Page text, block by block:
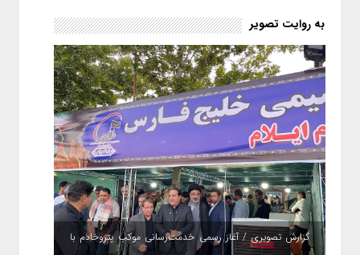
به روایت تصویر
گزارش تصویری / آغاز رسمی خدمت‌رسانی موکب پتروخادم با